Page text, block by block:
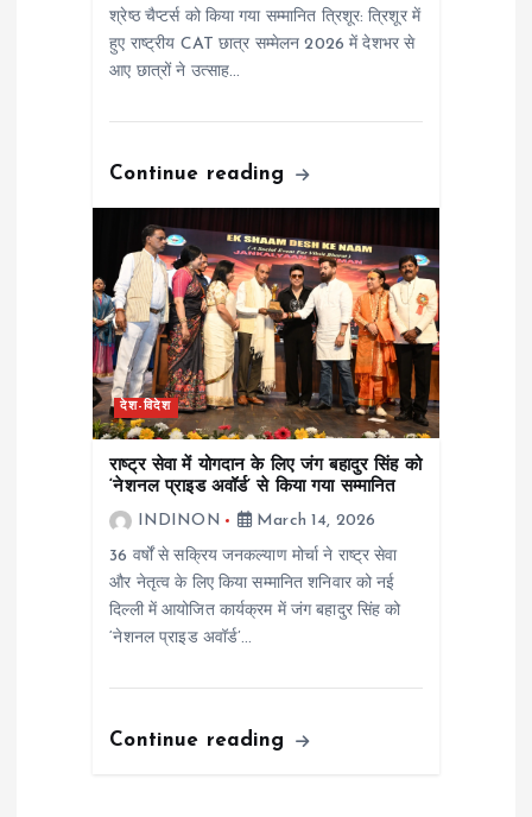
श्रेष्ठ चैप्टर्स को किया गया सम्मानित त्रिशूर: त्रिशूर में
हुए राष्ट्रीय CAT छात्र सम्मेलन 2026 में देशभर से
आए छात्रों ने उत्साह…
Continue reading
देश-विदेश
राष्ट्र सेवा में योगदान के लिए जंग बहादुर सिंह को
‘नेशनल प्राइड अवॉर्ड’ से किया गया सम्मानित
INDINON
March 14, 2026
36 वर्षों से सक्रिय जनकल्याण मोर्चा ने राष्ट्र सेवा
और नेतृत्व के लिए किया सम्मानित शनिवार को नई
दिल्ली में आयोजित कार्यक्रम में जंग बहादुर सिंह को
‘नेशनल प्राइड अवॉर्ड’…
Continue reading